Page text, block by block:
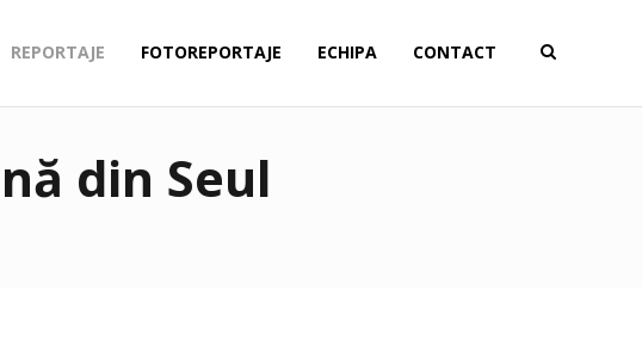
REPORTAJE FOTOREPORTAJE ECHIPA CONTACT
din Seul